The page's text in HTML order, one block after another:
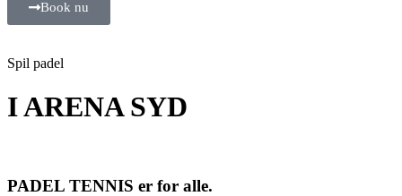
Book nu
Spil padel
I ARENA SYD
PADEL TENNIS er for alle.